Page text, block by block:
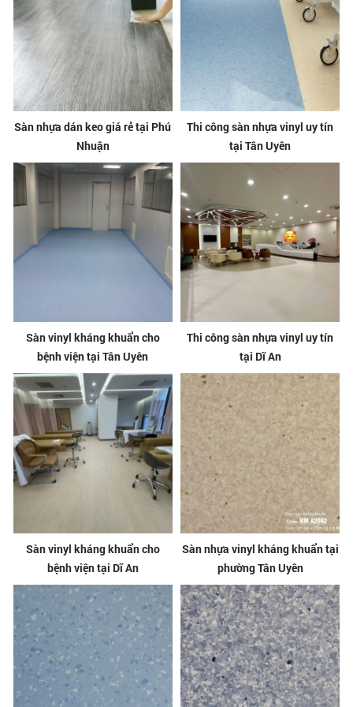
Sàn nhựa dán keo giá rẻ tại Phú
Nhuận
Thi công sàn nhựa vinyl uy tín
tại Tân Uyên
Sàn vinyl kháng khuẩn cho
bệnh viện tại Tân Uyên
Thi công sàn nhựa vinyl uy tín
tại Dĩ An
Sàn vinyl kháng khuẩn cho
bệnh viện tại Dĩ An
Sàn nhựa vinyl kháng khuẩn tại
phường Tân Uyên